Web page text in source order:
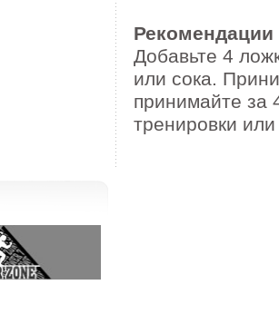
Добавьте 4
или сока.
принимайте за
тренировки